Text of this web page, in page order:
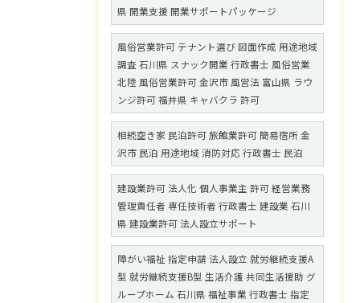
県 開業支援 開業サポートパッケージ
風俗営業許可 テナント選び 図面作成 用途地域
調査 石川県 スナック開業 行政書士 風俗営業
北陸 風俗営業許可 金沢市 風営法 富山県 ラウ
ンジ許可 福井県 キャバクラ 許可
相続空き家 民泊許可 旅館業許可 簡易宿所 金
沢市 民泊 用途地域 消防対応 行政書士 民泊
建設業許可 法人化 個人事業主 許可 経営業務
管理責任者 専任技術者 行政書士 建設業 石川
県 建設業許可 法人設立サポート
障がい福祉 指定申請 法人設立 就労継続支援A
型 就労継続支援B型 生活介護 共同生活援助 グ
ループホーム 石川県 福祉事業 行政書士 指定